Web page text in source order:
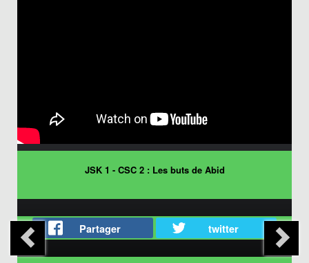
JSK 1 - CSC 2 : Les buts de Abid
Partager twitter